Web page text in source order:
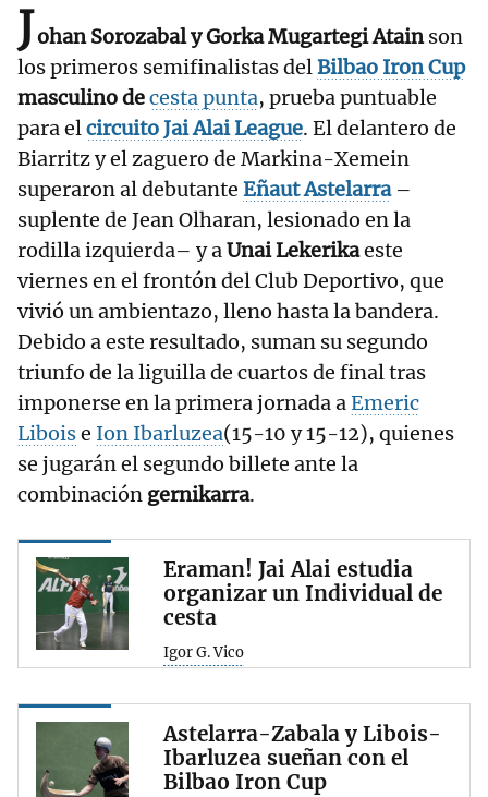
Johan Sorozabal y Gorka Mugartegi Atainson
los primeros semifinalistas delBilbao Iron Cup
masculino decesta punta, prueba puntuable
para elcircuitoJai Alai League. El delantero de
Biarritz y el zaguero de Markina-Xemein
superaron al debutante Eñaut Astelarra–
suplente de Jean Olharan, lesionado en la
rodilla izquierda– y aUnai Lekerikaeste
viernes en el frontón del Club Deportivo, que
vivió un ambientazo, lleno hasta la bandera.
Debido a este resultado, suman su segundo
triunfo de la liguilla de cuartos de final tras
imponerse en la primera jornada aEmeric
Liboise Ion Ibarluzea(15-10 y 15-12), quienes
se jugarán el segundo billete ante la
combinación gernikarra.
Eraman! Jai Alai estudia
organizar un Individual de
cesta
Igor G. Vico
Astelarra-Zabala y Libois-
Ibarluzea sueñan con el
Bilbao Iron Cup